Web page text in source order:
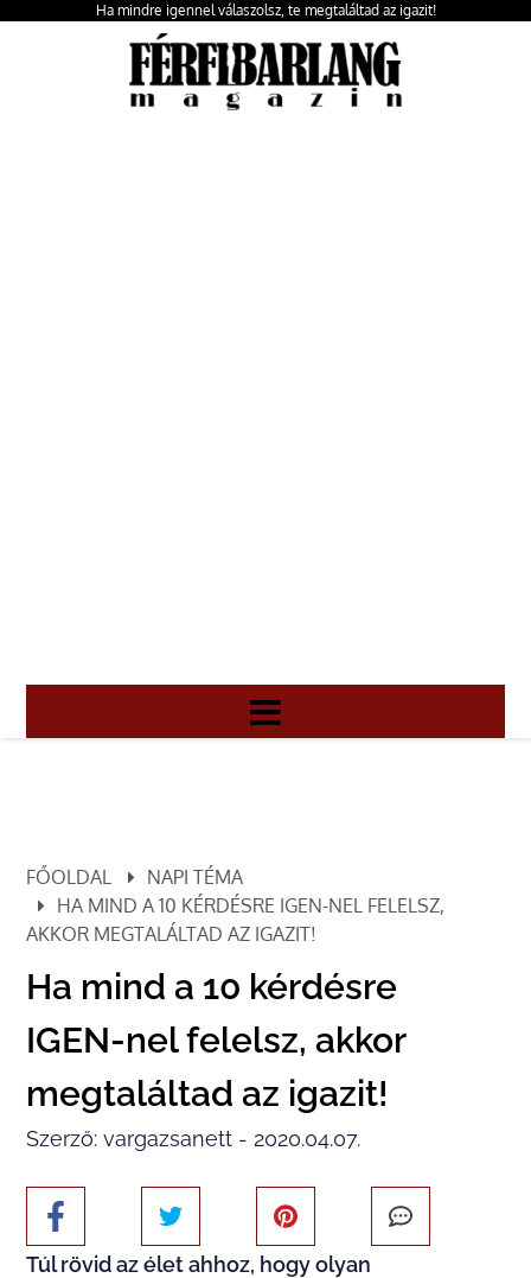
Ha mindre igennel válaszolsz, te megtaláltad az igazit!
FŐOLDAL
NAPI TÉMA
HA MIND A 10 KÉRDÉSRE IGEN-NEL FELELSZ,
AKKOR MEGTALÁLTAD AZ IGAZIT!
Ha mind a 10 kérdésre
IGEN-nel felelsz, akkor
megtaláltad az igazit!
Szerző: vargazsanett - 2020.04.07.
Túl rövid az élet ahhoz, hogy olyan